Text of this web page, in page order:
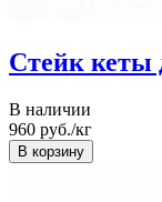
Стейк кеты
В наличии
960 руб./кг